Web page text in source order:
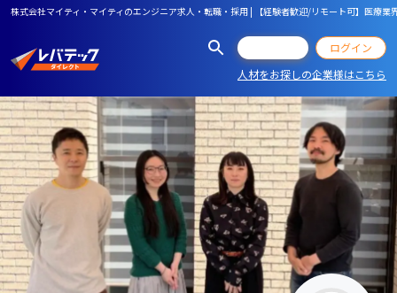
株式会社マイティ・マイティのエンジニア求人・転職・採用 | 【経験者歓迎/リモート可】医療
ログイン
人材をお探しの企業様はこちら